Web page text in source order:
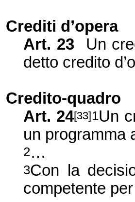
Crediti d’opera
Art. 23
Un
detto credito
Credito-quadro
Art. 24[33]1Un
un programma
2…
3Con la
competente